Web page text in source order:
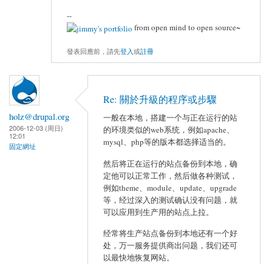
--
from open mind to open source~
發表回應前，請先登入或註冊
holz@drupal.org
2006-12-03 (周日)
12:01
固定網址
Re: 關於升級的程序或步驟
一般在本地，搭建一个与正在运行的站
的环境类似的web系统，例如apache、
mysql、php等的版本都选择适当的。
然后将正在运行的站点备份到本地，确
定他可以正常工作，然后做各种测试，
例如theme、module、update、upgrade
等，经过深入的测试确认没有问题，就
可以应用到生产用的站点上拉。
经常将生产站点备份到本地还有一个好
处，万一服务提供商出问题，我们还可
以最快地恢复网站。